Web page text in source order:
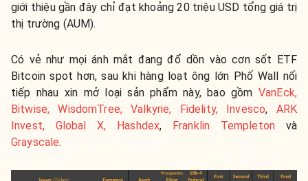
giới thiệu gần đây chỉ đạt khoảng 20 triệu USD tổng giá trị
thị trường (AUM).
Có vẻ như mọi ánh mắt đang đổ dồn vào cơn sốt ETF
Bitcoin spot hơn, sau khi hàng loạt ông lớn Phố Wall nối
tiếp nhau xin mở loại sản phẩm này,bao gồm VanEck,
Bitwise, WisdomTree, Valkyrie, Fidelity, Invesco, ARK
Invest, Global X, Hashdex, Franklin Templeton và
Grayscale.